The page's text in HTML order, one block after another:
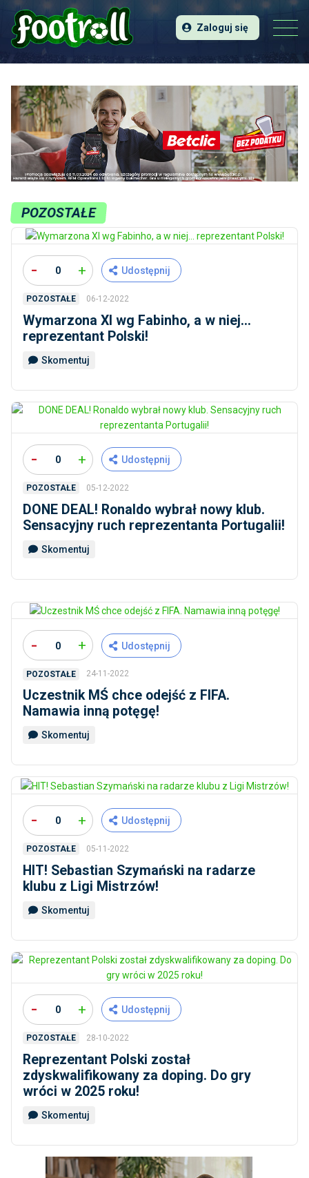
Zaloguj się
POZOSTAŁE
- 0 + Udostępnij
POZOSTAŁE 06-12-2022
Wymarzona XI wg Fabinho, a w niej…
reprezentant Polski!
Skomentuj
- 0 + Udostępnij
POZOSTAŁE 05-12-2022
DONE DEAL! Ronaldo wybrał nowy klub.
Sensacyjny ruch reprezentanta Portugalii!
Skomentuj
- 0 + Udostępnij
POZOSTAŁE 24-11-2022
Uczestnik MŚ chce odejść z FIFA.
Namawia inną potęgę!
Skomentuj
- 0 + Udostępnij
POZOSTAŁE 05-11-2022
HIT! Sebastian Szymański na radarze
klubu z Ligi Mistrzów!
Skomentuj
- 0 + Udostępnij
POZOSTAŁE 28-10-2022
Reprezentant Polski został
zdyskwalifikowany za doping. Do gry
wróci w 2025 roku!
Skomentuj